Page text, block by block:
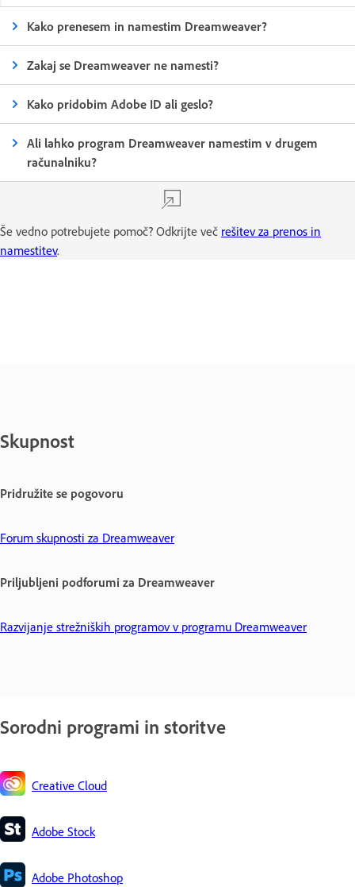
Kako prenesem in namestim Dreamweaver?
Zakaj se Dreamweaver ne namesti?
Kako pridobim Adobe ID ali geslo?
Ali lahko program Dreamweaver namestim v drugem
računalniku?
Še vedno potrebujete pomoč? Odkrijte več rešitev za prenos in
namestitev.
Skupnost
Pridružite se pogovoru
Forum skupnosti za Dreamweaver
Priljubljeni podforumi za Dreamweaver
Razvijanje strežniških programov v programu Dreamweaver
Sorodni programi in storitve
Creative Cloud
Adobe Stock
Adobe Photoshop